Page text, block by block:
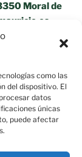
como las
del dispositivo. El
datos
únicas
puede afectar
Moral de